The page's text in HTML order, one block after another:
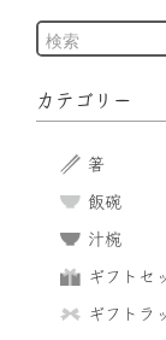
カテゴリー
箸
飯碗
汁椀
ギフトセ
ギフトラ